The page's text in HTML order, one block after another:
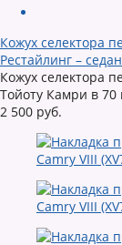
Кожух селектора
Рестайлинг – седан
Кожух селектора
Тойоту Камри в 70
2 500 руб.